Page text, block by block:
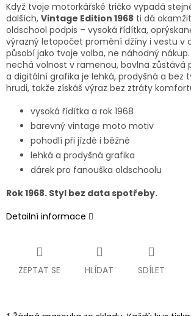
Když tvoje motorkářské tričko vypadá
dalších, Vintage Edition 1968 ti dá
oldschool podpis – vysoká řídítka,
výrazný letopočet promění džíny i vestu v
působí jako tvoje volba, ne náhodný nákup.
nechá volnost v ramenou, bavlna zůstává
a digitální grafika je lehká, prodyšná a bez
hrudi, takže získáš výraz bez ztráty
vysoká řídítka a rok 1968
barevný vintage moto motiv
pohodlí při jízdě i běžně
lehká a prodyšná grafika
dárek pro fanouška oldschoolu
Rok 1968. Styl bez data spotřeby.
Detailní informace
ZEPTAT SE HLÍDAT SDÍLET